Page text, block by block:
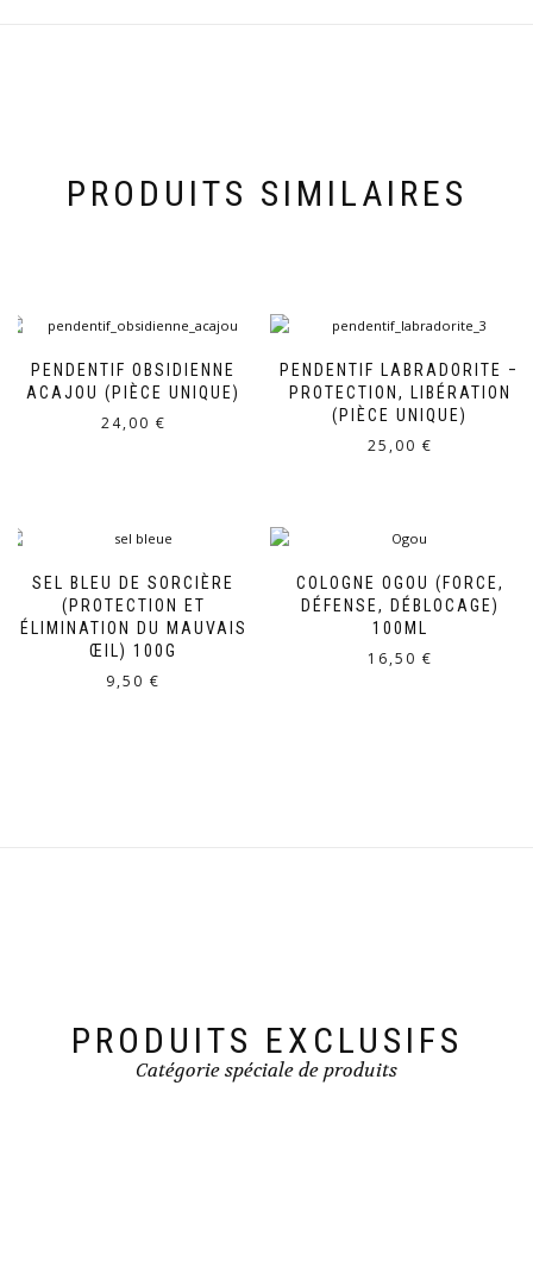
PRODUITS SIMILAIRES
PENDENTIF OBSIDIENNE
ACAJOU (PIÈCE UNIQUE)
24,00 €
PENDENTIF LABRADORITE –
PROTECTION, LIBÉRATION
(PIÈCE UNIQUE)
25,00 €
SEL BLEU DE SORCIÈRE
(PROTECTION ET
ÉLIMINATION DU MAUVAIS
ŒIL) 100G
9,50 €
COLOGNE OGOU (FORCE,
DÉFENSE, DÉBLOCAGE)
100ML
16,50 €
PRODUITS EXCLUSIFS
Catégorie spéciale de produits